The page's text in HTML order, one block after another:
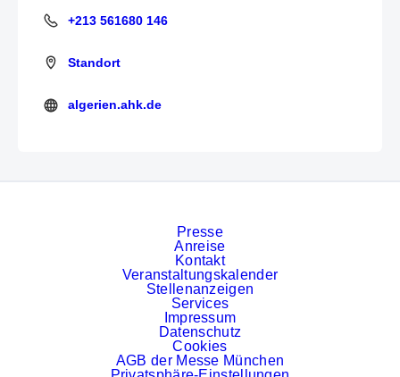
+213 561680 146
+213 561680 146
Standort
https://algerien.ahk.de/de
algerien.ahk.de
Presse
Anreise
Kontakt
Veranstaltungskalender
Stellenanzeigen
Services
Impressum
Datenschutz
Cookies
AGB der Messe München